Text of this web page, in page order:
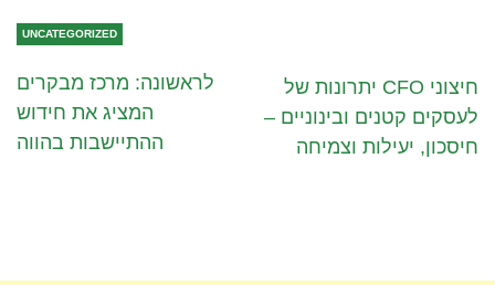
UNCATEGORIZED
לראשונה: מרכז מבקרים
המציג את חידוש
ההתיישבות בהווה
יתרונות של CFO חיצוני
לעסקים קטנים ובינוניים –
חיסכון, יעילות וצמיחה